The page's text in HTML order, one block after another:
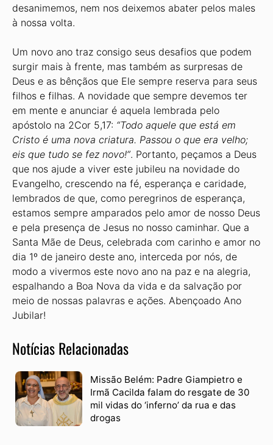
desanimemos, nem nos deixemos abater pelos males
à nossa volta.
Um novo ano traz consigo seus desafios que podem
surgir mais à frente, mas também as surpresas de
Deus e as bênçãos que Ele sempre reserva para seus
filhos e filhas. A novidade que sempre devemos ter
em mente e anunciar é aquela lembrada pelo
apóstolo na 2Cor 5,17: “Todo aquele que está em
Cristo é uma nova criatura. Passou o que era velho;
eis que tudo se fez novo!”. Portanto, peçamos a Deus
que nos ajude a viver este jubileu na novidade do
Evangelho, crescendo na fé, esperança e caridade,
lembrados de que, como peregrinos de esperança,
estamos sempre amparados pelo amor de nosso Deus
e pela presença de Jesus no nosso caminhar. Que a
Santa Mãe de Deus, celebrada com carinho e amor no
dia 1º de janeiro deste ano, interceda por nós, de
modo a vivermos este novo ano na paz e na alegria,
espalhando a Boa Nova da vida e da salvação por
meio de nossas palavras e ações. Abençoado Ano
Jubilar!
Notícias Relacionadas
Missão Belém: Padre Giampietro e
Irmã Cacilda falam do resgate de 30
mil vidas do ‘inferno’ da rua e das
drogas